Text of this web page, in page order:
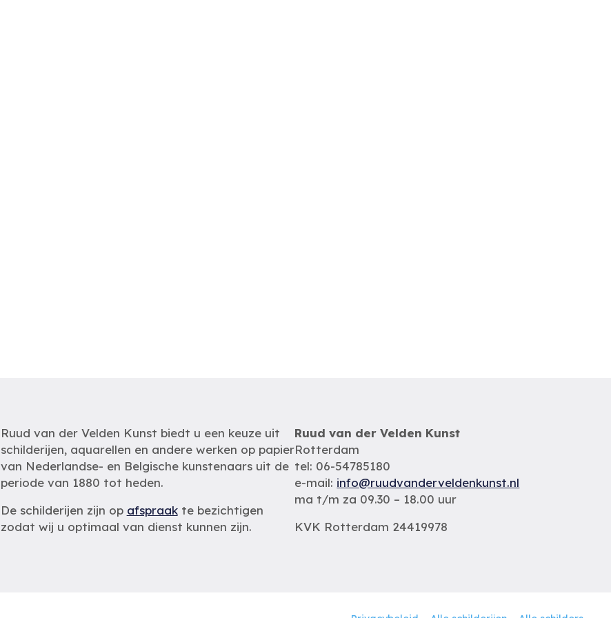
Ruud van der Velden Kunst biedt u een keuze uit
schilderijen, aquarellen en andere werken op papier
van Nederlandse- en Belgische kunstenaars uit de
periode van 1880 tot heden.
De schilderijen zijn op afspraakte bezichtigen
zodat wij u optimaal van dienst kunnen zijn.
Ruud van der Velden Kunst
Rotterdam
tel: 06-54785180
e-mail: info@ruudvanderveldenkunst.nl
ma t/m za 09.30 – 18.00 uur
KVK Rotterdam 24419978